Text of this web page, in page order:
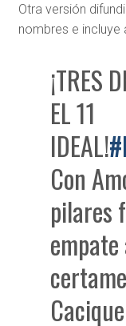
Otra versión
nombres e
¡TRES
EL 11
IDEAL!
Con
pilares